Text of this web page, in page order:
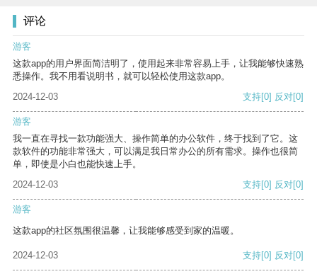
评论
游客
这款app的用户界面简洁明了，使用起来非常容易上手，让我能够快速熟
悉操作。我不用看说明书，就可以轻松使用这款app。
2024-12-03
支持[0] 反对[0]
游客
我一直在寻找一款功能强大、操作简单的办公软件，终于找到了它。这
款软件的功能非常强大，可以满足我日常办公的所有需求。操作也很简
单，即使是小白也能快速上手。
2024-12-03
支持[0] 反对[0]
游客
这款app的社区氛围很温馨，让我能够感受到家的温暖。
2024-12-03 支持[0] 反对[0]